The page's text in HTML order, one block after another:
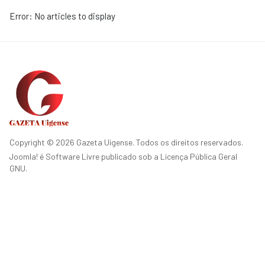
Error: No articles to display
Copyright © 2026 Gazeta Uigense. Todos os direitos reservados.
Joomla! é Software Livre publicado sob a Licença Pública Geral
GNU.